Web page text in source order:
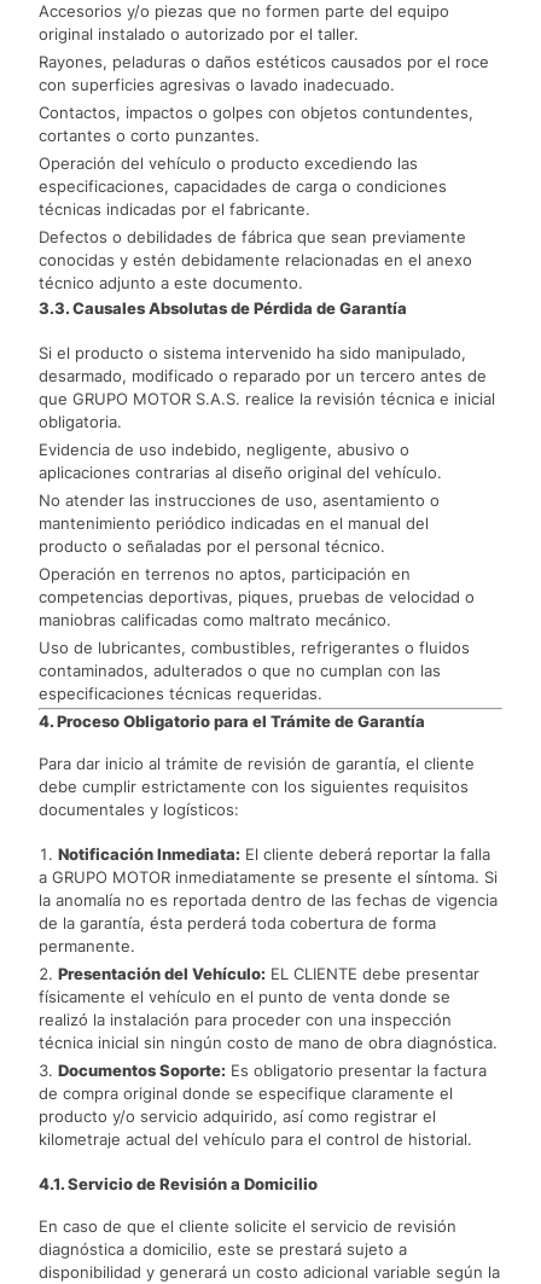
Accesorios y/o piezas que no formen parte del equipo
original instalado o autorizado por el taller.
Rayones, peladuras o daños estéticos causados por el roce
con superficies agresivas o lavado inadecuado.
Contactos, impactos o golpes con objetos contundentes,
cortantes o corto punzantes.
Operación del vehículo o producto excediendo las
especificaciones, capacidades de carga o condiciones
técnicas indicadas por el fabricante.
Defectos o debilidades de fábrica que sean previamente
conocidas y estén debidamente relacionadas en el anexo
técnico adjunto a este documento.
3.3. Causales Absolutas de Pérdida de Garantía
Si el producto o sistema intervenido ha sido manipulado,
desarmado, modificado o reparado por un tercero antes de
que GRUPO MOTOR S.A.S. realice la revisión técnica e inicial
obligatoria.
Evidencia de uso indebido, negligente, abusivo o
aplicaciones contrarias al diseño original del vehículo.
No atender las instrucciones de uso, asentamiento o
mantenimiento periódico indicadas en el manual del
producto o señaladas por el personal técnico.
Operación en terrenos no aptos, participación en
competencias deportivas, piques, pruebas de velocidad o
maniobras calificadas como maltrato mecánico.
Uso de lubricantes, combustibles, refrigerantes o fluidos
contaminados, adulterados o que no cumplan con las
especificaciones técnicas requeridas.
4. Proceso Obligatorio para el Trámite de Garantía
Para dar inicio al trámite de revisión de garantía, el cliente
debe cumplir estrictamente con los siguientes requisitos
documentales y logísticos:
Notificación Inmediata: El cliente deberá reportar la falla
a GRUPO MOTOR inmediatamente se presente el síntoma. Si
la anomalía no es reportada dentro de las fechas de vigencia
de la garantía, ésta perderá toda cobertura de forma
permanente.
Presentación del Vehículo: EL CLIENTE debe presentar
físicamente el vehículo en el punto de venta donde se
realizó la instalación para proceder con una inspección
técnica inicial sin ningún costo de mano de obra diagnóstica.
Documentos Soporte: Es obligatorio presentar la factura
de compra original donde se especifique claramente el
producto y/o servicio adquirido, así como registrar el
kilometraje actual del vehículo para el control de historial.
4.1. Servicio de Revisión a Domicilio
En caso de que el cliente solicite el servicio de revisión
diagnóstica a domicilio, este se prestará sujeto a
disponibilidad y generará un costo adicional variable según la